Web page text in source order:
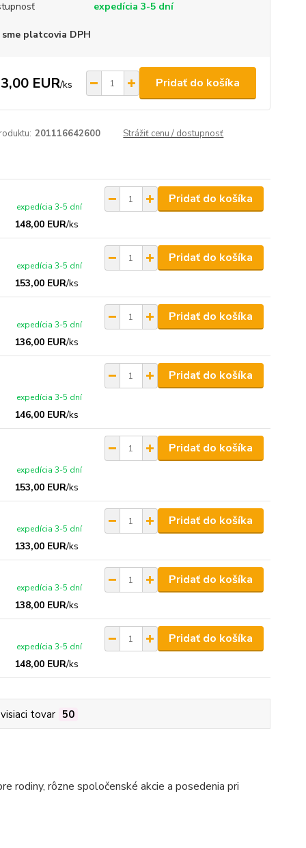
expedícia 3-5 dní
sme platcovia DPH
EUR/ks Pridať do košíka
201116642600 Strážiť cenu / dostupnosť
148,00 EUR/ks
expedícia 3-5 dní
Pridať do košíka
153,00 EUR/ks
expedícia 3-5 dní
Pridať do košíka
136,00 EUR/ks
expedícia 3-5 dní
Pridať do košíka
146,00 EUR/ks
expedícia 3-5 dní
Pridať do košíka
153,00 EUR/ks
expedícia 3-5 dní
Pridať do košíka
133,00 EUR/ks
expedícia 3-5 dní
Pridať do košíka
138,00 EUR/ks
expedícia 3-5 dní
Pridať do košíka
148,00 EUR/ks
expedícia 3-5 dní
Pridať do košíka
tovar 50
rodiny, rôzne spoločenské akcie a posedenia pri